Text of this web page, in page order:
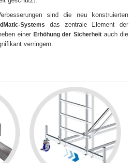
sind die neu konstruierten
Systems
das zentrale Element der
einer Erhöhung der Sicherheitauch die
verringern.